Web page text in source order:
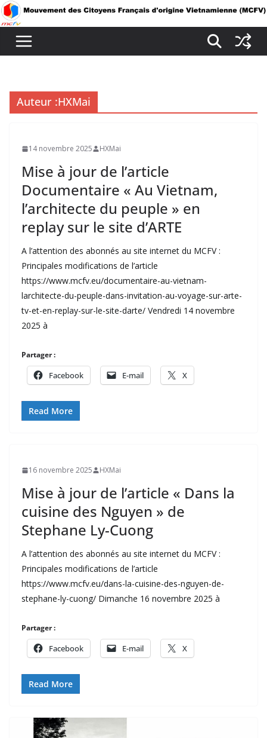
Passer
au
contenu
Auteur :HXMai
14 novembre 2025 HXMai
Mise à jour de l’article
Documentaire « Au Vietnam,
l’architecte du peuple » en
replay sur le site d’ARTE
A l’attention des abonnés au site internet du MCFV :
Principales modifications de l’article
https://www.mcfv.eu/documentaire-au-vietnam-
larchitecte-du-peuple-dans-invitation-au-voyage-sur-arte-
tv-et-en-replay-sur-le-site-darte/ Vendredi 14 novembre
2025 à
Partager :
Facebook E-mail X
Read More
16 novembre 2025 HXMai
Mise à jour de l’article « Dans la
cuisine des Nguyen » de
Stephane Ly-Cuong
A l’attention des abonnés au site internet du MCFV :
Principales modifications de l’article
https://www.mcfv.eu/dans-la-cuisine-des-nguyen-de-
stephane-ly-cuong/ Dimanche 16 novembre 2025 à
Partager :
Facebook E-mail X
Read More